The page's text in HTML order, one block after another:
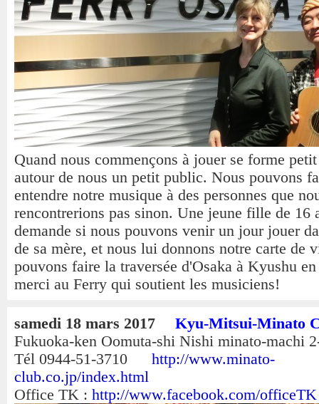
Quand nous commençons à jouer se forme
autour de nous un petit public. Nous pouvons
entendre notre musique à des personnes que
rencontrerions pas sinon. Une jeune fille de 16
demande si nous pouvons venir un jour jouer
de sa mère, et nous lui donnons notre carte de
pouvons faire la traversée d'Osaka à Kyushu
merci au Ferry qui soutient les musiciens!
samedi 18 mars 2017
Kyu-Mitsui-Minato
Fukuoka-ken Oomuta-shi Nishi minato-machi
Tél 0944-51-3710 http://www.minato-
club.co.jp/index.html
Office TK : http://www.facebook.com/officeTK